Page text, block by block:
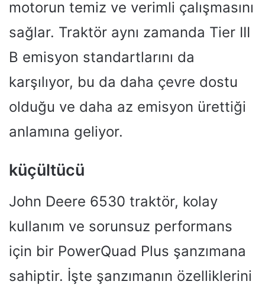
motorun temiz ve verimli çalışmasını
sağlar. Traktör aynı zamanda Tier III
B emisyon standartlarını da
karşılıyor, bu da daha çevre dostu
olduğu ve daha az emisyon ürettiği
anlamına geliyor.
küçültücü
John Deere 6530 traktör, kolay
kullanım ve sorunsuz performans
için bir PowerQuad Plus şanzımana
sahiptir. İşte şanzımanın özelliklerini